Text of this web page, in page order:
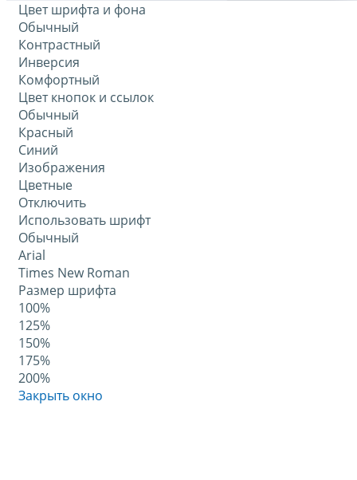
Цвет шрифта и фона
Обычный
Контрастный
Инверсия
Комфортный
Цвет кнопок и ссылок
Обычный
Красный
Синий
Изображения
Цветные
Отключить
Использовать шрифт
Обычный
Arial
Times New Roman
Размер шрифта
100%
125%
150%
175%
200%
Закрыть окно